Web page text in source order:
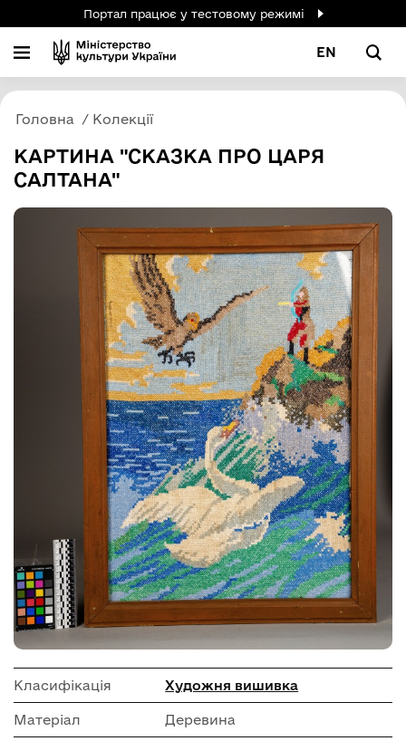
Портал працює у тестовому режимі
EN
Головна Колекції
КАРТИНА "СКАЗКА ПРО ЦАРЯ
САЛТАНА"
Класифікація Художня вишивка
Матеріал Деревина